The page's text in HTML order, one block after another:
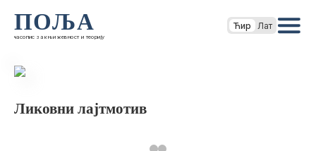
ПОЉА
часопис за књижевност и теорију
Ћир Лат
Ликовни лајтмотив